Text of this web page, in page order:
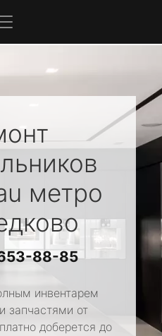
метро
88-85
инвентарем
запчастями от
доберется до